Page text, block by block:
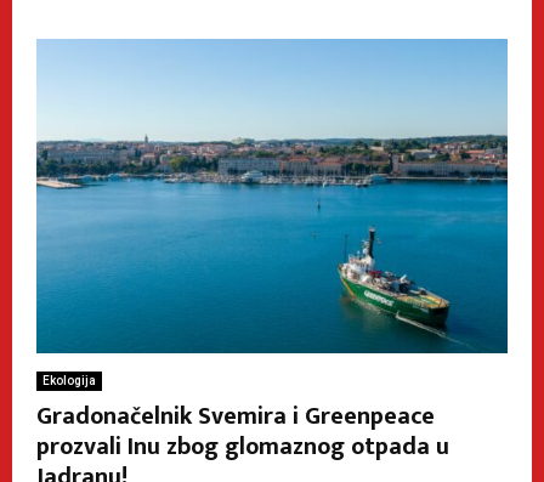
Ekologija
Gradonačelnik Svemira i Greenpeace
prozvali Inu zbog glomaznog otpada u